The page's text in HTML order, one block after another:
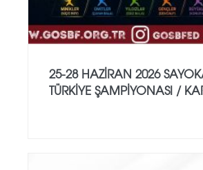
25-28 HAZİRAN 2026
TÜRKİYE ŞAMPİYONASI /